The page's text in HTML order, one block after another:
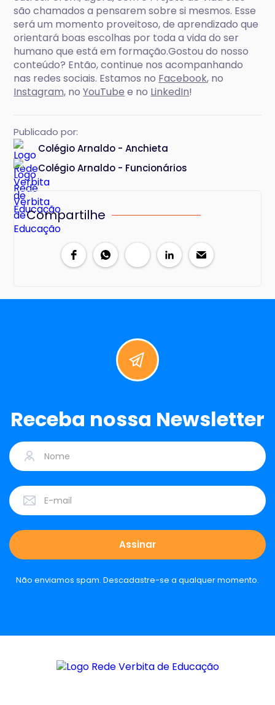
são chamados a pensarem sobre si mesmos. Esse
será um momento proveitoso, de aprendizado que
orientará boas escolhas por toda a vida do ser
humano que está em formação.Gostou do nosso
conteúdo? Então, continue nos acompanhando
nas redes sociais. Estamos no Facebook, no
Instagram, noYouTube e no LinkedIn!
Publicado por:
Colégio Arnaldo - Anchieta
Colégio Arnaldo - Funcionários
Compartilhe
Receba nossa Newsletter
Não enviamos spam. Descadastre-se a qualquer momento.